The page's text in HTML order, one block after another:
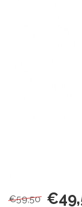
€59,50